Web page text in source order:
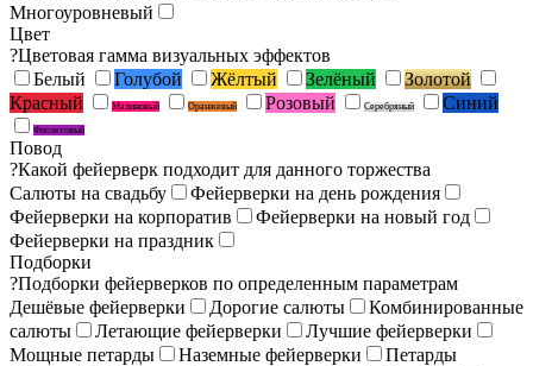
Многоуровневый
Цвет
?Цветовая гамма визуальных эффектов
Белый
Голубой Жёлтый Зелёный
Золотой
Красный
Малиновый Оранжевый Розовый Серебряный Синий
Фиолетовый
Повод
?Какой фейерверк подходит для данного торжества
Салюты на свадьбу
Фейерверки на день рождения
Фейерверки на корпоратив
Фейерверки на новый год
Фейерверки на праздник
Подборки
?Подборки фейерверков по определенным параметрам
Дешёвые фейерверки
Дорогие салюты
Комбинированные
салюты
Летающие фейерверки
Лучшие фейерверки
Мощные петарды
Наземные фейерверки
Петарды